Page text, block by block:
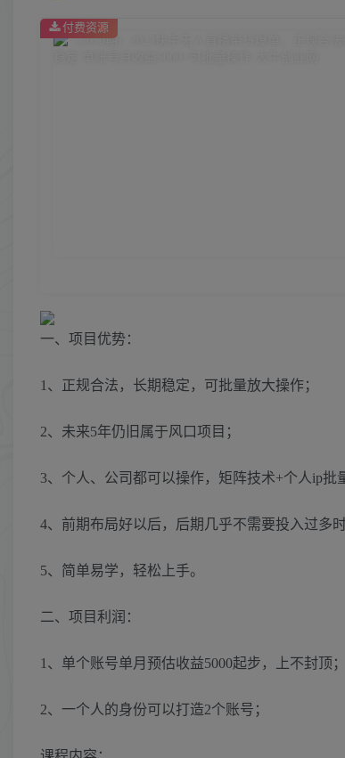
付费资源
一、项目优势：
1、正规合法，长期稳定，可批量放大操作；
2、未来5年仍旧属于风口项目；
3、个人、公司都可以操作，矩阵技术+个人ip批
4、前期布局好以后，后期几乎不需要投入过多时
5、简单易学，轻松上手。
二、项目利润：
1、单个账号单月预估收益5000起步，上不封顶；
2、一个人的身份可以打造2个账号；